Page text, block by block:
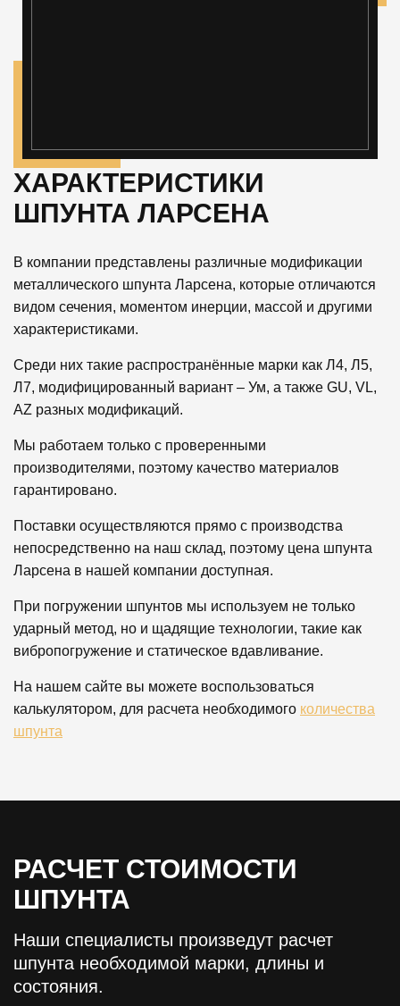
ХАРАКТЕРИСТИКИ
ШПУНТА ЛАРСЕНА
В компании представлены различные модификации
металлического шпунта Ларсена, которые отличаются
видом сечения, моментом инерции, массой и другими
характеристиками.
Среди них такие распространённые марки как Л4, Л5,
Л7, модифицированный вариант – Ум, а также GU, VL,
AZ разных модификаций.
Мы работаем только с проверенными
производителями, поэтому качество материалов
гарантировано.
Поставки осуществляются прямо с производства
непосредственно на наш склад, поэтому цена шпунта
Ларсена в нашей компании доступная.
При погружении шпунтов мы используем не только
ударный метод, но и щадящие технологии, такие как
вибропогружение и статическое вдавливание.
На нашем сайте вы можете воспользоваться
калькулятором, для расчета необходимого количества
шпунта
РАСЧЕТ СТОИМОСТИ
ШПУНТА
Наши специалисты произведут расчет
шпунта необходимой марки, длины и
состояния.